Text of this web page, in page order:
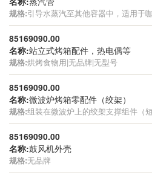
规格:引导水蒸汽至其他容器中，适用于
85169090.00
名称:站立式烤箱配件，热电偶等
规格:烘烤食物用|无品牌|无型号
85169090.00
名称:微波炉烤箱零配件（绞架）
规格:组装在微波炉上的绞架支撑组件（
85169090.00
名称:鼓风机外壳
规格:无品牌